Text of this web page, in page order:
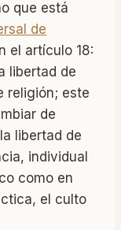
que está
de
el artículo 18:
libertad de
religión; este
de
libertad de
individual
como en
el culto